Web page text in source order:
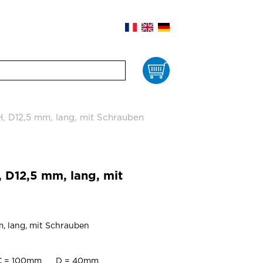
D12,5 mm, lang, mit Schrauben
D12,5 mm, lang, mit
lang, mit Schrauben
100mm D = 40mm